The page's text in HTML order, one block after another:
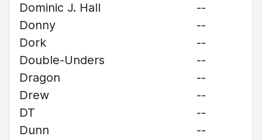
Dominic J. Hall
--
Donny
--
Dork
--
Double-Unders
--
Dragon
--
Drew
--
DT
--
Dunn
--